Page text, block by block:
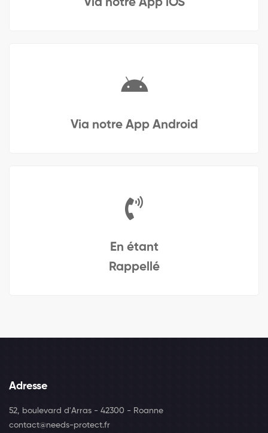
Via notre App iOS
Via notre App Android
En étant
Rappellé
Adresse
52, boulevard d'Arras - 42300 - Roanne
contact@needs-protect.fr